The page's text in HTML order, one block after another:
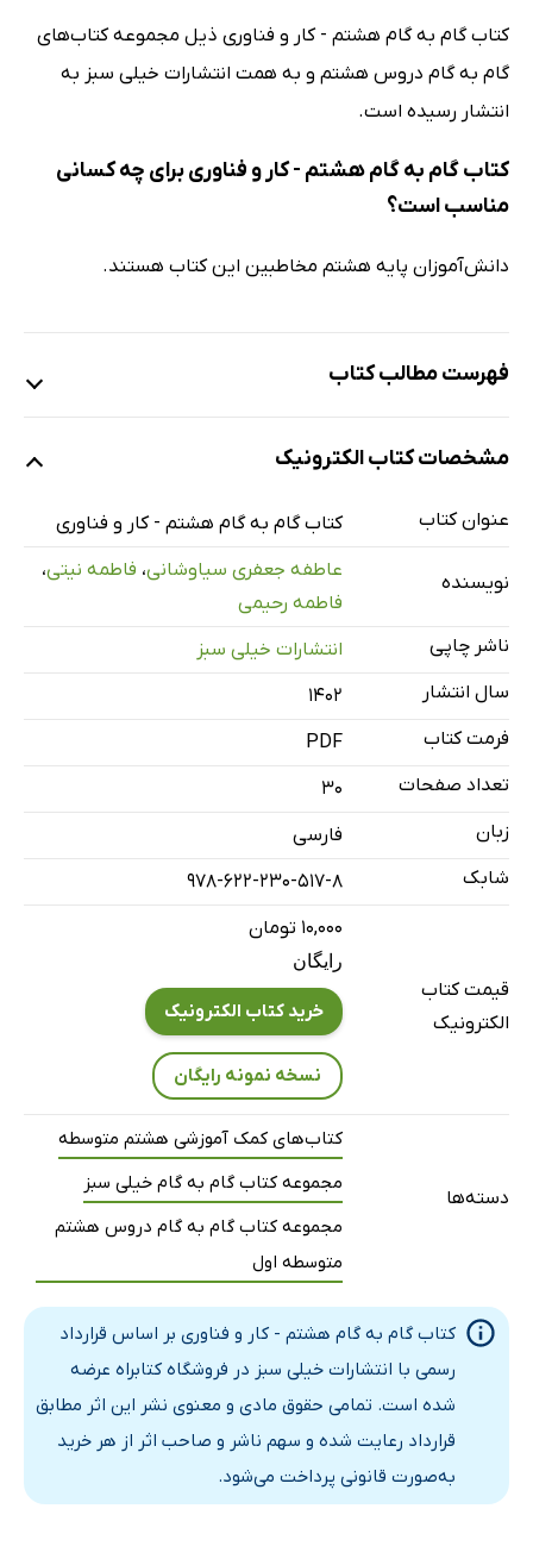
کتاب گام به گام هشتم - کار و فناوری ذیل مجموعه کتاب‌های
گام به گام دروس هشتم و به همت انتشارات خیلی سبز به
انتشار رسیده است.
کتاب گام به گام هشتم - کار و فناوری برای چه کسانی
مناسب است؟
دانش‌آموزان پایه هشتم مخاطبین این کتاب هستند.
فهرست مطالب کتاب
پودمان 3: برنامه نویسی پایتون (2)
پودمان 5: کار با فلز
پودمان 7: پرورش و نگهداری از ...
پودمان 8: امور اداری و مالی
پودمان 9: معماری و سازه ...
مشخصات کتاب الکترونیک
عنوان کتاب کتاب گام به گام هشتم - کار و فناوری
نویسنده
عاطفه جعفری سیاوشانی، فاطمه نیتی،
فاطمه رحیمی
ناشر چاپی
انتشارات خیلی سبز
سال انتشار
۱۴۰۲
فرمت کتاب
PDF
تعداد صفحات
30
زبان
فارسی
شابک
978-622-230-517-8
قیمت کتاب
الکترونیک
۱۰,۰۰۰ تومان
رایگان
خرید کتاب الکترونیک
نسخه نمونه رایگان
دسته‌ها
کتاب‌های کمک آموزشی هشتم متوسطه
مجموعه کتاب گام به گام خیلی سبز
مجموعه کتاب گام به گام دروس هشتم
متوسطه اول
کتاب گام به گام هشتم - کار و فناوری بر اساس قرارداد
رسمی با انتشارات خیلی سبز در فروشگاه کتابراه عرضه
شده است. تمامی حقوق مادی و معنوی نشر این اثر مطابق
قرارداد رعایت شده و سهم ناشر و صاحب اثر از هر خرید
به‌صورت قانونی پرداخت می‌شود.